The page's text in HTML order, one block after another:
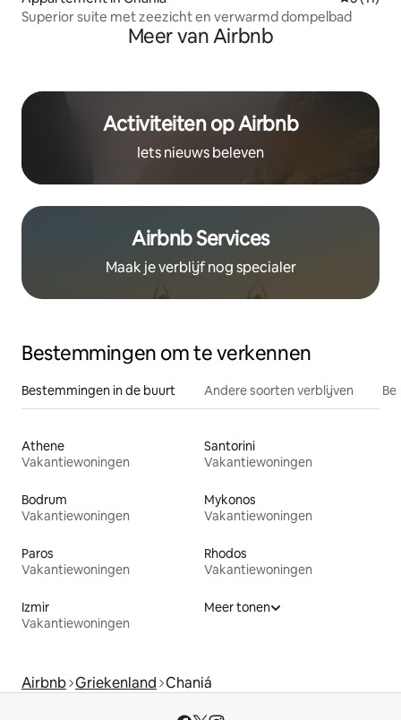
Superior suite met zeezicht en verwarmd dompelbad
Meer van Airbnb
Activiteiten op Airbnb
Iets nieuws beleven
Airbnb Services
Maak je verblijf nog specialer
Bestemmingen om te verkennen
Bestemmingen in de buurt Andere soorten verblijven
Athene
Vakantiewoningen
Santorini
Vakantiewoningen
Bodrum
Vakantiewoningen
Mykonos
Vakantiewoningen
Paros
Vakantiewoningen
Rhodos
Vakantiewoningen
Izmir
Vakantiewoningen
Meer tonen
Airbnb Griekenland Chaniá